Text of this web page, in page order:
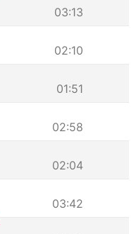
03:13
02:10
01:51
02:58
02:04
03:42